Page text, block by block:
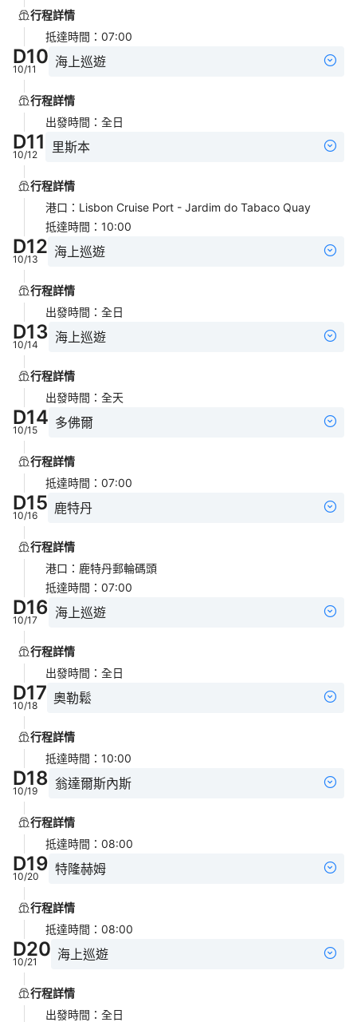
行程詳情
抵達時間 ： 07:00
D10
10/11 海上巡遊
行程詳情
出發時間 ： 全日
D11
10/12 里斯本
行程詳情
港口 ： Lisbon Cruise Port - Jardim do Tabaco Quay
抵達時間 ： 10:00
D12
10/13 海上巡遊
行程詳情
出發時間 ： 全日
D13
10/14 海上巡遊
行程詳情
出發時間 ： 全天
D14
10/15 多佛爾
行程詳情
抵達時間 ： 07:00
D15
10/16 鹿特丹
行程詳情
港口 ： 鹿特丹郵輪碼頭
抵達時間 ： 07:00
D16
10/17 海上巡遊
行程詳情
出發時間 ： 全日
D17
10/18 奧勒鬆
行程詳情
抵達時間 ： 10:00
D18
10/19 翁達爾斯內斯
行程詳情
抵達時間 ： 08:00
D19
10/20 特隆赫姆
行程詳情
抵達時間 ： 08:00
D20
10/21 海上巡遊
行程詳情
出發時間 ： 全日